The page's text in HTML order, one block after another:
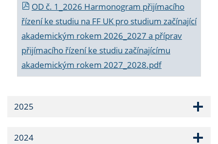
OD č. 1_2026 Harmonogram přijímacího
řízení ke studiu na FF UK pro studium začínající
akademickým rokem 2026_2027 a příprav
přijímacího řízení ke studiu začínajícímu
akademickým rokem 2027_2028.pdf
2025
2024